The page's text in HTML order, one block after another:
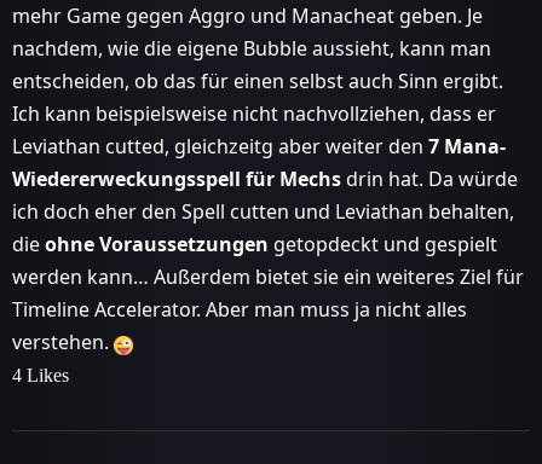
mehr Game gegen Aggro und Manacheat geben. Je
nachdem, wie die eigene Bubble aussieht, kann man
entscheiden, ob das für einen selbst auch Sinn ergibt.
Ich kann beispielsweise nicht nachvollziehen, dass er
Leviathan cutted, gleichzeitg aber weiter den 7 Mana-
Wiedererweckungsspell für Mechsdrin hat. Da würde
ich doch eher den Spell cutten und Leviathan behalten,
dieohne Voraussetzungen getopdeckt und gespielt
werden kann… Außerdem bietet sie ein weiteres Ziel für
Timeline Accelerator. Aber man muss ja nicht alles
verstehen.
4 Likes